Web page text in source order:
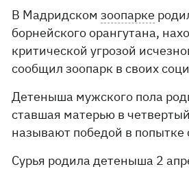
В Мадридскомзоопарке
борнейского орангутана,
критической угрозой
сообщил зоопарк в своих
Детеныша мужского пола
ставшая матерью в
называют победой в попытке
Сурья родила детеныша 2